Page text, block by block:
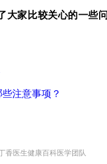
大家比较关心的一些
注意事项？
香医生健康百科医学团队